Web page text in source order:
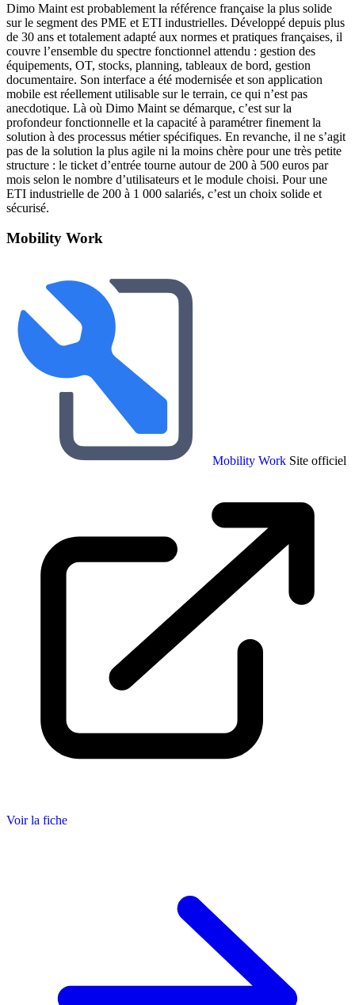
Dimo Maint est probablement la référence française la plus solide
sur le segment des PME et ETI industrielles. Développé depuis plus
de 30 ans et totalement adapté aux normes et pratiques françaises, il
couvre l’ensemble du spectre fonctionnel attendu : gestion des
équipements, OT, stocks, planning, tableaux de bord, gestion
documentaire. Son interface a été modernisée et son application
mobile est réellement utilisable sur le terrain, ce qui n’est pas
anecdotique. Là où Dimo Maint se démarque, c’est sur la
profondeur fonctionnelle et la capacité à paramétrer finement la
solution à des processus métier spécifiques. En revanche, il ne s’agit
pas de la solution la plus agile ni la moins chère pour une très petite
structure : le ticket d’entrée tourne autour de 200 à 500 euros par
mois selon le nombre d’utilisateurs et le module choisi. Pour une
ETI industrielle de 200 à 1 000 salariés, c’est un choix solide et
sécurisé.
Mobility Work
Mobility Work Site officiel
Voir la fiche